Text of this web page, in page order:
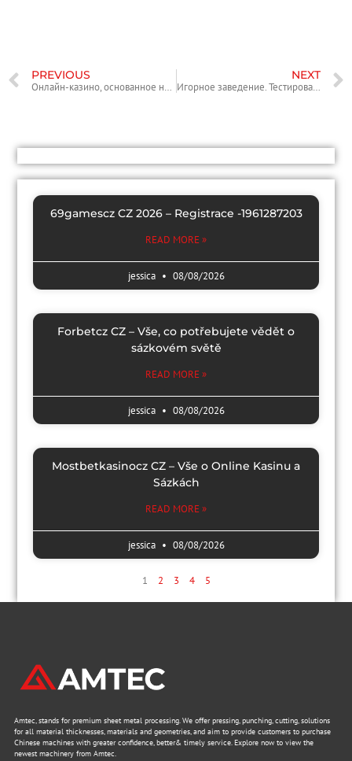
PREVIOUS
Онлайн-казино, основанное на интернет-пробных играх в казино, войны без необходимости https://hostelfusion.ru/ru-ru/ в еде
NEXT
Игорное заведение. Тестирование на веб-основе. Видеоигры. кабура казино сайт Бесплатно.
69gamescz CZ 2026 – Registrace -1961287203
READ MORE »
jessica 08/08/2026
Forbetcz CZ – Vše, co potřebujete vědět o
sázkovém světě
READ MORE »
jessica 08/08/2026
Mostbetkasinocz CZ – Vše o Online Kasinu a
Sázkách
READ MORE »
jessica 08/08/2026
1 2 3 4 5
Amtec, stands for premium sheet metal processing. We offer pressing, punching, cutting, solutions
for all material thicknesses, materials and geometries, and aim to provide customers to purchase
Chinese machines with greater confidence, better& timely service. Explore now to view the
newest machinery from Amtec.